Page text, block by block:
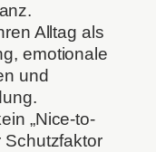
Alltag als
emotionale
und
„Nice-to-
Schutzfaktor